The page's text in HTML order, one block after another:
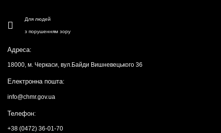
Для людей
з порушенням зору
Адреса:
18000, м. Черкаси, вул.Байди Вишневецького 36
Електронна пошта:
info@chmr.gov.ua
Телефон:
+38 (0472) 36-01-70